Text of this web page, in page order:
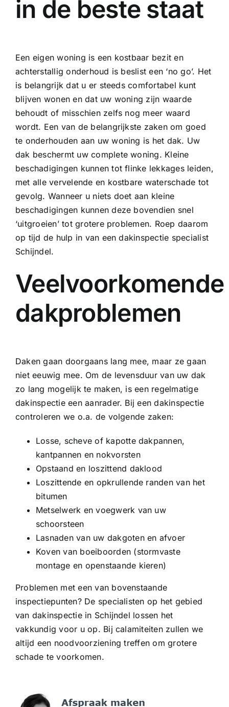
in de beste staat
Een eigen woning is een kostbaar bezit en
achterstallig onderhoud is beslist een ‘no go’. Het
is belangrijk dat u er steeds comfortabel kunt
blijven wonen en dat uw woning zijn waarde
behoudt of misschien zelfs nog meer waard
wordt. Een van de belangrijkste zaken om goed
te onderhouden aan uw woning is het dak. Uw
dak beschermt uw complete woning. Kleine
beschadigingen kunnen tot flinke lekkages leiden,
met alle vervelende en kostbare waterschade tot
gevolg. Wanneer u niets doet aan kleine
beschadigingen kunnen deze bovendien snel
‘uitgroeien’ tot grotere problemen. Roep daarom
op tijd de hulp in van een dakinspectie specialist
Schijndel.
Veelvoorkomende
dakproblemen
Daken gaan doorgaans lang mee, maar ze gaan
niet eeuwig mee. Om de levensduur van uw dak
zo lang mogelijk te maken, is een regelmatige
dakinspectie een aanrader. Bij een dakinspectie
controleren we o.a. de volgende zaken:
Losse, scheve of kapotte dakpannen,
kantpannen en nokvorsten
Opstaand en loszittend daklood
Loszittende en opkrullende randen van het
bitumen
Metselwerk en voegwerk van uw
schoorsteen
Lasnaden van uw dakgoten en afvoer
Koven van boeiboorden (stormvaste
montage en openstaande kieren)
Problemen met een van bovenstaande
inspectiepunten? De specialisten op het gebied
van dakinspectie in Schijndel lossen het
vakkundig voor u op. Bij calamiteiten zullen we
altijd een noodvoorziening treffen om grotere
schade te voorkomen.